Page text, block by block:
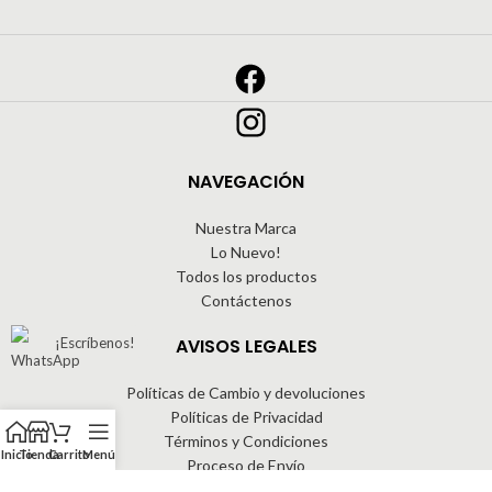
NAVEGACIÓN
Nuestra Marca
Lo Nuevo!
Todos los productos
Contáctenos
AVISOS LEGALES
Políticas de Cambio y devoluciones
Políticas de Privacidad
Términos y Condiciones
Proceso de Envío
InicioTiendaCarritoMenú
¡Escríbenos!